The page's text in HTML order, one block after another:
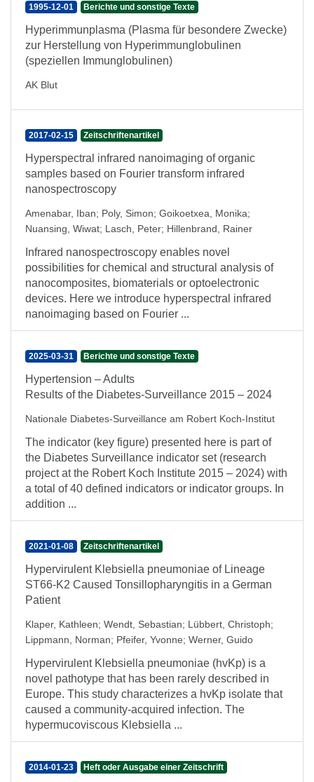
1995-12-01 Berichte und sonstige Texte
Hyperimmunplasma (Plasma für besondere Zwecke)
zur Herstellung von Hyperimmunglobulinen
(speziellen Immunglobulinen)
AK Blut
2017-02-15 Zeitschriftenartikel
Hyperspectral infrared nanoimaging of organic
samples based on Fourier transform infrared
nanospectroscopy
Amenabar, Iban; Poly, Simon; Goikoetxea, Monika;
Nuansing, Wiwat; Lasch, Peter; Hillenbrand, Rainer
Infrared nanospectroscopy enables novel
possibilities for chemical and structural analysis of
nanocomposites, biomaterials or optoelectronic
devices. Here we introduce hyperspectral infrared
nanoimaging based on Fourier ...
2025-03-31 Berichte und sonstige Texte
Hypertension – Adults
Results of the Diabetes-Surveillance 2015 – 2024
Nationale Diabetes-Surveillance am Robert Koch-Institut
The indicator (key figure) presented here is part of
the Diabetes Surveillance indicator set (research
project at the Robert Koch Institute 2015 – 2024) with
a total of 40 defined indicators or indicator groups. In
addition ...
2021-01-08 Zeitschriftenartikel
Hypervirulent Klebsiella pneumoniae of Lineage
ST66-K2 Caused Tonsillopharyngitis in a German
Patient
Klaper, Kathleen; Wendt, Sebastian; Lübbert, Christoph;
Lippmann, Norman; Pfeifer, Yvonne; Werner, Guido
Hypervirulent Klebsiella pneumoniae (hvKp) is a
novel pathotype that has been rarely described in
Europe. This study characterizes a hvKp isolate that
caused a community-acquired infection. The
hypermucoviscous Klebsiella ...
2014-01-23 Heft oder Ausgabe einer Zeitschrift